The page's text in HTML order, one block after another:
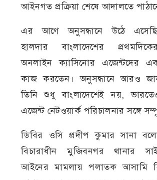
আইনগত প্রক্রিয়া শেষে আদালতে
এর আগে অনুসন্ধানে উঠে
হালদার বাংলাদেশের
অনলাইন ক্যাসিনোর এজেন্টদের
কাজ করতেন। অনুসন্ধানে আরও
তিনি শুধু বাংলাদেশেই নয়,
এজেন্ট নেটওয়ার্ক পরিচালনার সঙ্গে
ডিবির ওসি প্রদীপ কুমার সানা
বিচারাধীন মুজিবনগর থানার
আইনের মামলায় পলাতক আসামি